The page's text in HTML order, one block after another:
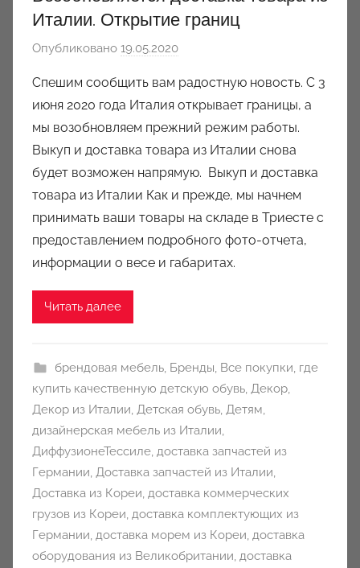
Италии. Открытие границ
Опубликовано 19.05.2020
т
о
р
о
м
a
u
k
c
Спешим сообщить вам радостную новость. С 3
июня 2020 года Италия открывает границы, а
мы возобновляем прежний режим работы.
Выкуп и доставка товара из Италии снова
будет возможен напрямую. Выкуп и доставка
товара из Италии Как и прежде, мы начнем
принимать ваши товары на складе в Триесте с
предоставлением подробного фото-отчета,
информации о весе и габаритах.
Читать далее
брендовая мебель, Бренды, Все покупки, где
купить качественную детскую обувь, Декор,
Декор из Италии, Детская обувь, Детям,
дизайнерская мебель из Италии,
ДиффузионеТессиле, доставка запчастей из
Германии, Доставка запчастей из Италии,
Доставка из Кореи, доставка коммерческих
грузов из Кореи, доставка комплектующих из
Германии, доставка морем из Кореи, доставка
оборудования из Великобритании, доставка